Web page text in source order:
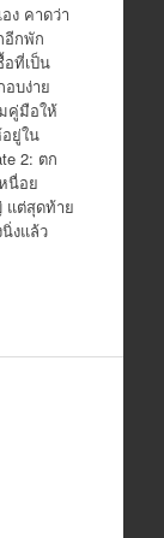
ง คาดว่า
อีกพัก
ที่เป็น
อบง่าย
คู่มือให้
ยู่ใน
2: ตก
นื่อย
แต่สุดท้าย
งแล้ว